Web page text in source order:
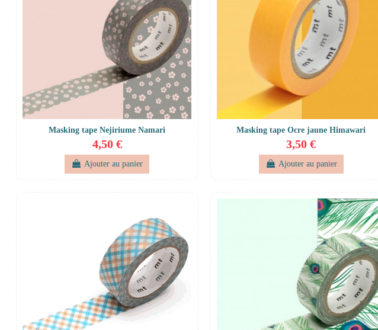
Masking tape Nejiriume Namari
4,50 €
Ajouter au panier
Masking tape Ocre jaune Himawari
3,50 €
Ajouter au panier